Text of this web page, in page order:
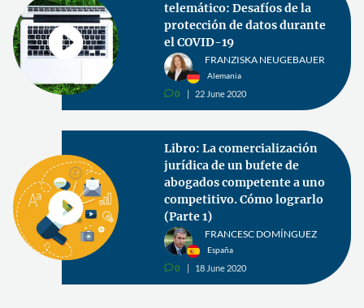
telemático: Desafíos de la
protección de datos durante
el COVID-19
FRANZISKA NEUGEBAUER
Alemania
v0 22 June 2020
Libro: La comercialización
jurídica de un bufete de
abogados competente a uno
competitivo. Cómo lograrlo
(Parte 1)
FRANCESC DOMÍNGUEZ
España
v0 18 June 2020